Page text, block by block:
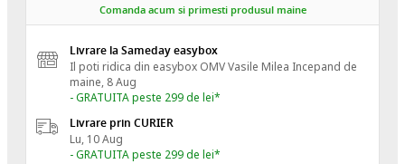
Comanda acum si primesti produsul maine
Livrare la Sameday easybox
Il poti ridica din easybox OMV Vasile Milea Incepand de
maine, 8 Aug
- GRATUITA peste 299 de lei*
Livrare prin CURIER
Lu, 10 Aug
- GRATUITA peste 299 de lei*